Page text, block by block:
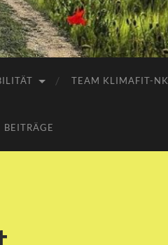
TEAM KLIMAFIT-NK
BEITRÄGE